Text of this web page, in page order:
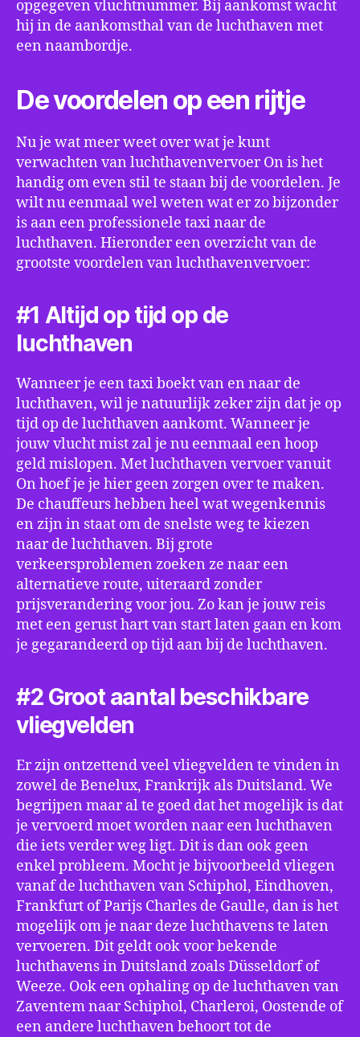
opgegeven vluchtnummer. Bij aankomst wacht
hij in de aankomsthal van de luchthaven met
een naambordje.
De voordelen op een rijtje
Nu je wat meer weet over wat je kunt
verwachten van luchthavenvervoer On is het
handig om even stil te staan bij de voordelen. Je
wilt nu eenmaal wel weten wat er zo bijzonder
is aan een professionele taxi naar de
luchthaven. Hieronder een overzicht van de
grootste voordelen van luchthavenvervoer:
#1 Altijd op tijd op de
luchthaven
Wanneer je een taxi boekt van en naar de
luchthaven, wil je natuurlijk zeker zijn dat je op
tijd op de luchthaven aankomt. Wanneer je
jouw vlucht mist zal je nu eenmaal een hoop
geld mislopen. Met luchthaven vervoer vanuit
On hoef je je hier geen zorgen over te maken.
De chauffeurs hebben heel wat wegenkennis
en zijn in staat om de snelste weg te kiezen
naar de luchthaven. Bij grote
verkeersproblemen zoeken ze naar een
alternatieve route, uiteraard zonder
prijsverandering voor jou. Zo kan je jouw reis
met een gerust hart van start laten gaan en kom
je gegarandeerd op tijd aan bij de luchthaven.
#2 Groot aantal beschikbare
vliegvelden
Er zijn ontzettend veel vliegvelden te vinden in
zowel de Benelux, Frankrijk als Duitsland. We
begrijpen maar al te goed dat het mogelijk is dat
je vervoerd moet worden naar een luchthaven
die iets verder weg ligt. Dit is dan ook geen
enkel probleem. Mocht je bijvoorbeeld vliegen
vanaf de luchthaven van Schiphol, Eindhoven,
Frankfurt of Parijs Charles de Gaulle, dan is het
mogelijk om je naar deze luchthavens te laten
vervoeren. Dit geldt ook voor bekende
luchthavens in Duitsland zoals Düsseldorf of
Weeze. Ook een ophaling op de luchthaven van
Zaventem naar Schiphol, Charleroi, Oostende of
een andere luchthaven behoort tot de